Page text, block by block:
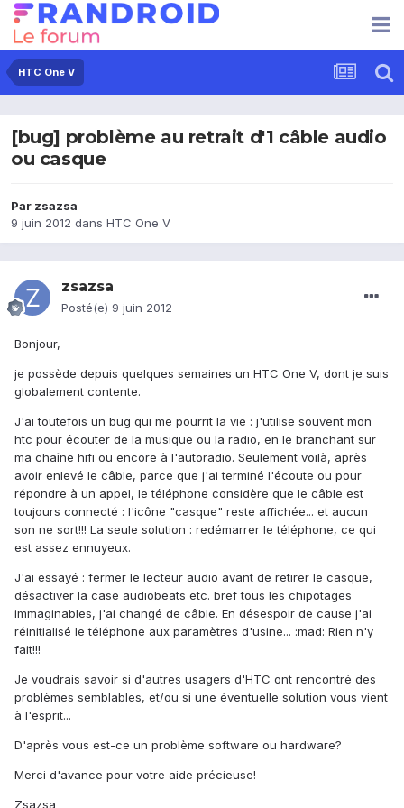
HTC One V
[bug] problème au retrait d'1 câble audio
ou casque
Par zsazsa
9 juin 2012 dans HTC One V
zsazsa
Posté(e) 9 juin 2012
Bonjour,
je possède depuis quelques semaines un HTC One V, dont je suis
globalement contente.
J'ai toutefois un bug qui me pourrit la vie : j'utilise souvent mon
htc pour écouter de la musique ou la radio, en le branchant sur
ma chaîne hifi ou encore à l'autoradio. Seulement voilà, après
avoir enlevé le câble, parce que j'ai terminé l'écoute ou pour
répondre à un appel, le téléphone considère que le câble est
toujours connecté : l'icône "casque" reste affichée... et aucun
son ne sort!!! La seule solution : redémarrer le téléphone, ce qui
est assez ennuyeux.
J'ai essayé : fermer le lecteur audio avant de retirer le casque,
désactiver la case audiobeats etc. bref tous les chipotages
immaginables, j'ai changé de câble. En désespoir de cause j'ai
réinitialisé le téléphone aux paramètres d'usine... :mad: Rien n'y
fait!!!
Je voudrais savoir si d'autres usagers d'HTC ont rencontré des
problèmes semblables, et/ou si une éventuelle solution vous vient
à l'esprit...
D'après vous est-ce un problème software ou hardware?
Merci d'avance pour votre aide précieuse!
Zsazsa